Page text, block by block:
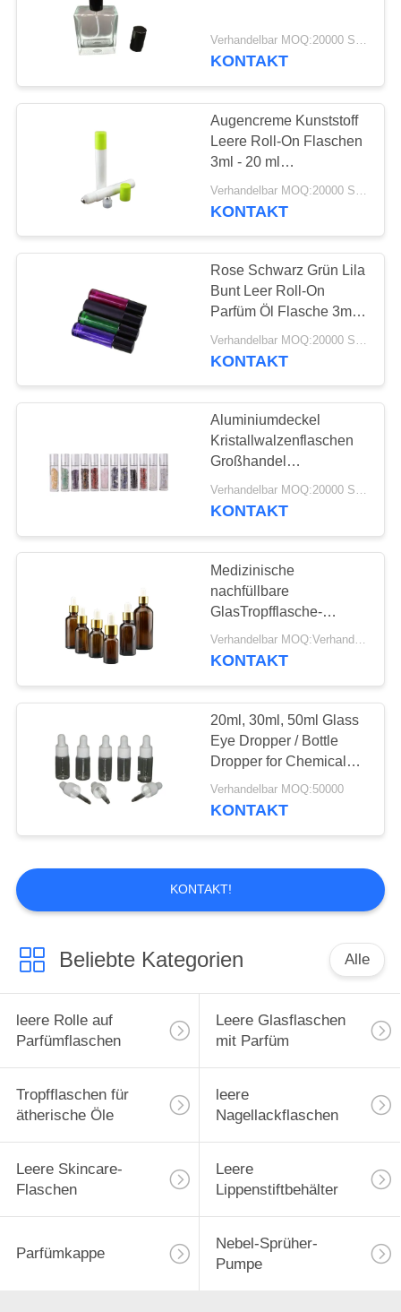
Verhandelbar MOQ:20000 Stück
KONTAKT
Augencreme Kunststoff
Leere Roll-On Flaschen
3ml - 20 ml
Rollerflaschen für
Kosmetikverpackung
KONTAKT
Rose Schwarz Grün Lila
Bunt Leer Roll-On
Parfüm Öl Flasche 3ml
5ml 8ml 10ml 15ml Mit
Deckel
KONTAKT
Aluminiumdeckel
Kristallwalzenflaschen
Großhandel
Nachfüllflaschen Rollen
Verhandelbar MOQ:20000 Stück
KONTAKT
Medizinische
nachfüllbare
GlasTropfflasche-
Plastikpipette für
flüssige Lieferung
Verhandelbar MOQ:Verhandelbar
KONTAKT
20ml, 30ml, 50ml Glass
Eye Dropper / Bottle
Dropper for Chemical
and Cosmetic AM-GED
Verhandelbar MOQ:50000
KONTAKT
KONTAKT!
Beliebte Kategorien Alle
leere Rolle auf
Parfümflaschen
Leere Glasflaschen
mit Parfüm
Tropfflaschen für
ätherische Öle
leere
Nagellackflaschen
Leere Skincare-
Flaschen
Leere
Lippenstiftbehälter
Parfümkappe
Nebel-Sprüher-
Pumpe